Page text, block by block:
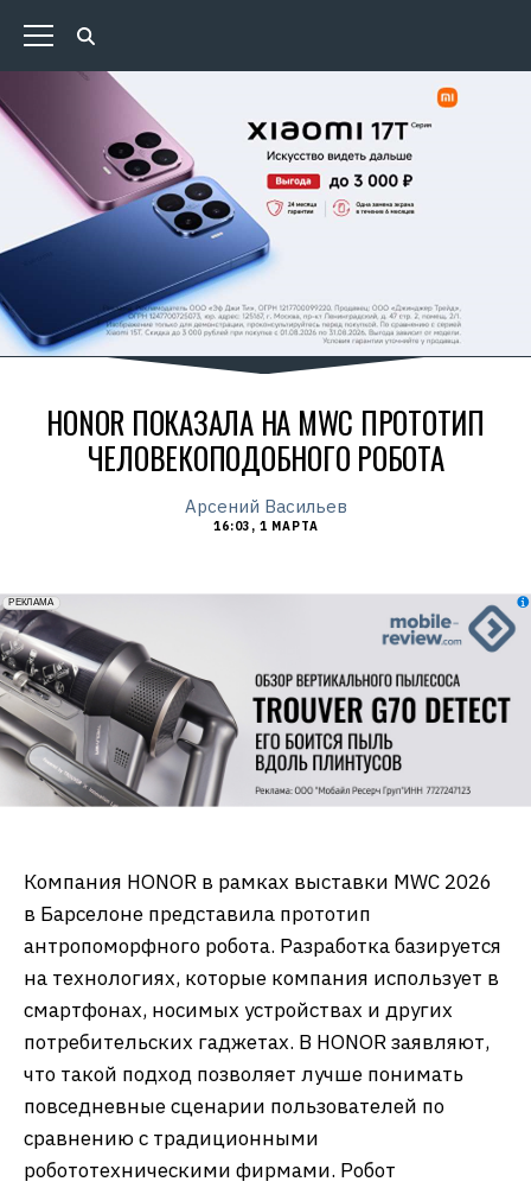
HONOR ПОКАЗАЛА НА MWC ПРОТОТИП
ЧЕЛОВЕКОПОДОБНОГО РОБОТА
Арсений Васильев
16:03, 1 МАРТА
erid: 2VfnxxmNzs5
РЕКЛАМА
Компания HONOR в рамках выставки MWC 2026
в Барселоне представила прототип
антропоморфного робота. Разработка базируется
на технологиях, которые компания использует в
смартфонах, носимых устройствах и других
потребительских гаджетах. В HONOR заявляют,
что такой подход позволяет лучше понимать
повседневные сценарии пользователей по
сравнению с традиционными
робототехническими фирмами. Робот